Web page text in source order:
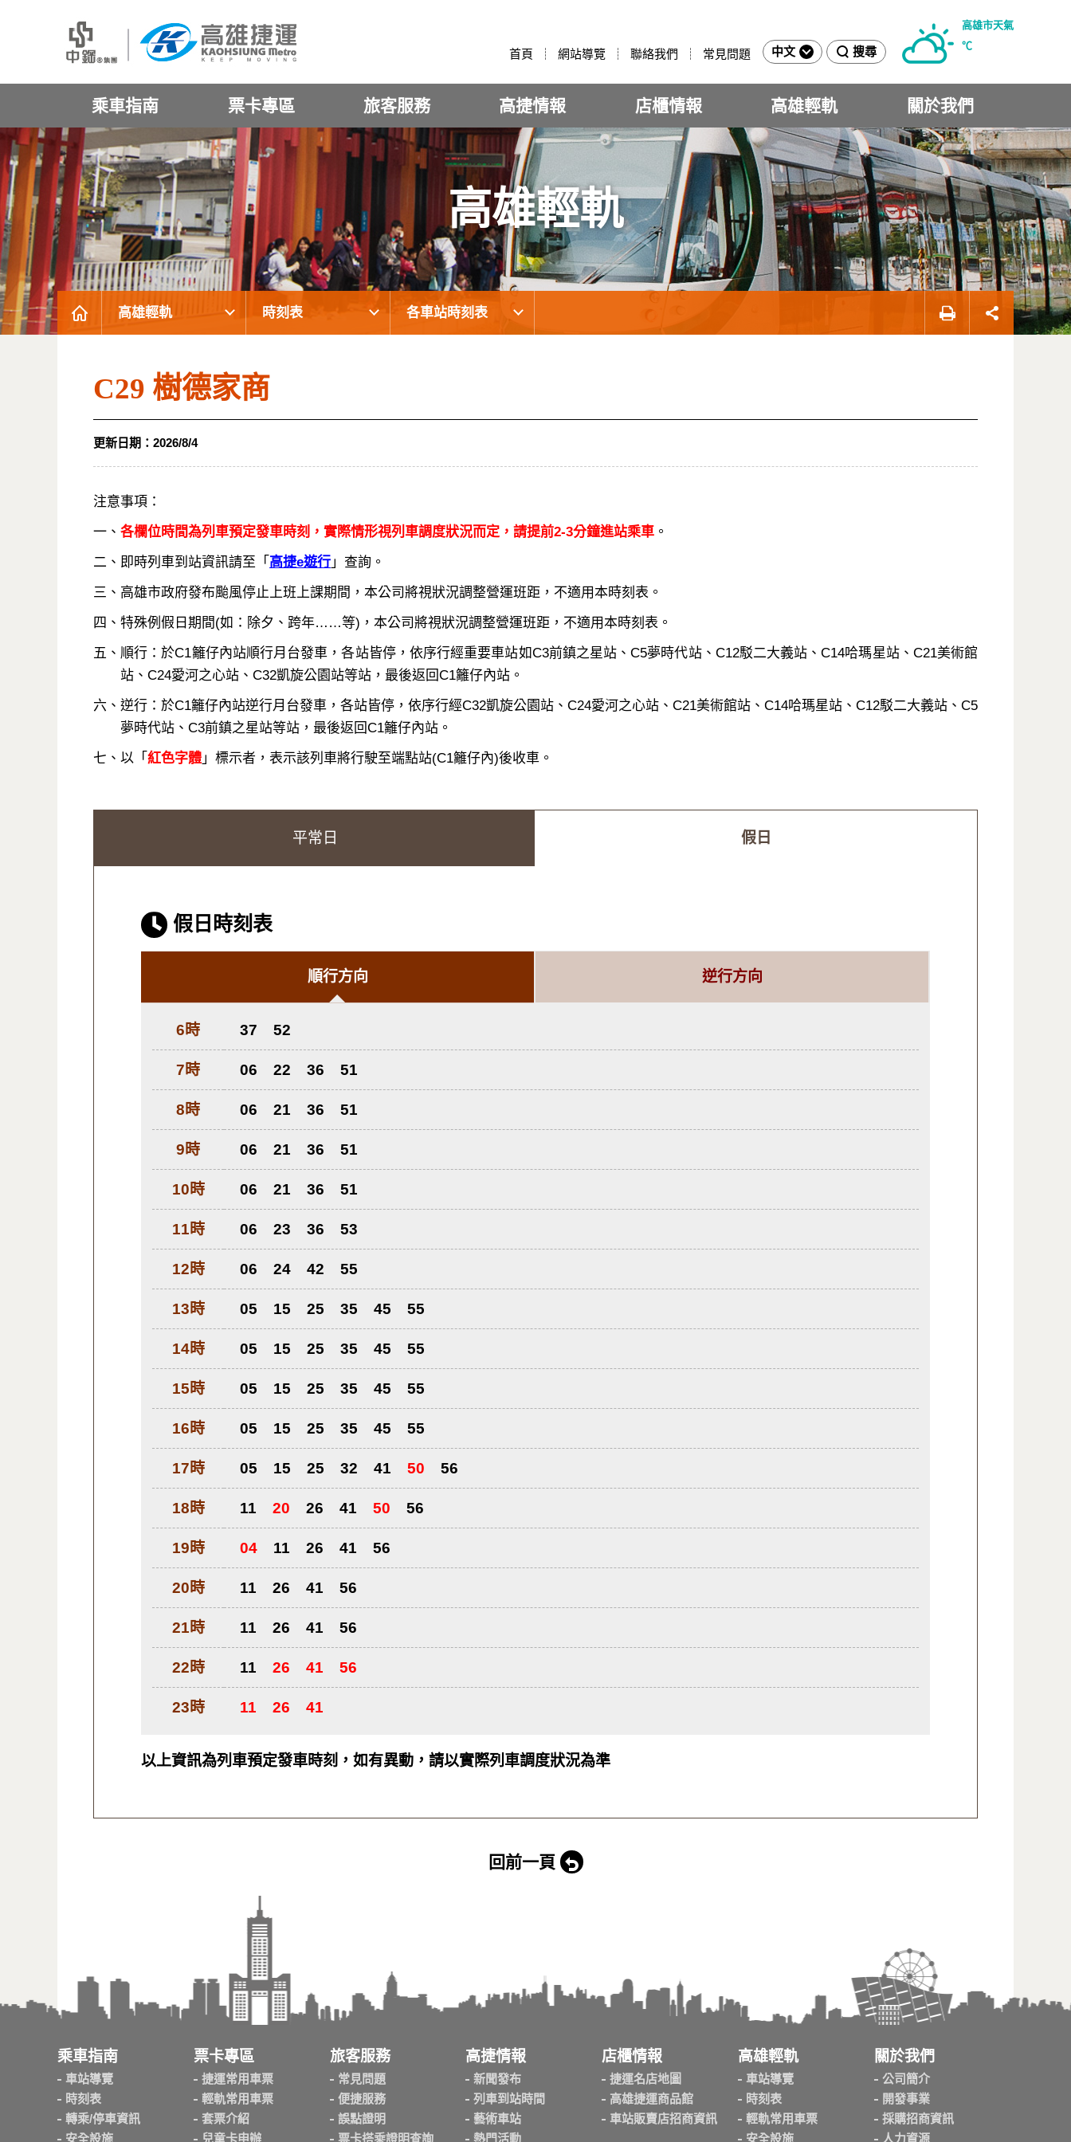
首頁 網站導覽 聯絡我們 常見問題 中文 搜尋
高雄市天氣
℃
乘車指南 票卡專區 旅客服務 高捷情報 店櫃情報 高雄輕軌 關於我們
高雄輕軌
高雄輕軌 時刻表 各車站時刻表
C29 樹德家商
更新日期： 2026/8/4
注意事項：
一、 各欄位時間為列車預定發車時刻，實際情形視列車調度狀況而定，請提前2-3分鐘進站乘車 。
二、即時列車到站資訊請至「 高捷e遊行 」查詢。
三、高雄市政府發布颱風停止上班上課期間，本公司將視狀況調整營運班距，不適用本時刻表。
四、特殊例假日期間(如：除夕、跨年……等)，本公司將視狀況調整營運班距，不適用本時刻表。
五、順行：於C1籬仔內站順行月台發車，各站皆停，依序行經重要車站如C3前鎮之星站、C5夢時代站、C12駁二大義站、C14哈瑪星站、C21美術館
站、C24愛河之心站、C32凱旋公園站等站，最後返回C1籬仔內站。
六、逆行：於C1籬仔內站逆行月台發車，各站皆停，依序行經C32凱旋公園站、C24愛河之心站、C21美術館站、C14哈瑪星站、C12駁二大義站、C5
夢時代站、C3前鎮之星站等站，最後返回C1籬仔內站。
七、以「 紅色字體 」標示者，表示該列車將行駛至端點站(C1籬仔內)後收車。
平常日 假日
假日時刻表
順行方向 逆行方向
6時 37 52
7時 06 22 36 51
8時 06 21 36 51
9時 06 21 36 51
10時 06 21 36 51
11時 06 23 36 53
12時 06 24 42 55
13時 05 15 25 35 45 55
14時 05 15 25 35 45 55
15時 05 15 25 35 45 55
16時 05 15 25 35 45 55
17時 05 15 25 32 41 50 56
18時 11 20 26 41 50 56
19時 04 11 26 41 56
20時 11 26 41 56
21時 11 26 41 56
22時 11 26 41 56
23時 11 26 41
以上資訊為列車預定發車時刻，如有異動，請以實際列車調度狀況為準
回前一頁
乘車指南
車站導覽
時刻表
轉乘/停車資訊
安全設施
票卡專區
捷運常用車票
輕軌常用車票
套票介紹
兒童卡申辦
旅客服務
常見問題
便捷服務
誤點證明
票卡搭乘證明查詢
高捷情報
新聞發布
列車到站時間
藝術車站
熱門活動
店櫃情報
捷運名店地圖
高雄捷運商品館
車站販賣店招商資訊
高雄輕軌
車站導覽
時刻表
輕軌常用車票
安全設施
關於我們
公司簡介
開發事業
採購招商資訊
人力資源